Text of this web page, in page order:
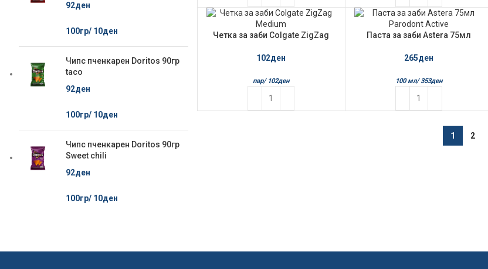
92ден
100гр/ 10ден
Чипс пченкарен Doritos 90гр
taco
92ден
100гр/ 10ден
Чипс пченкарен Doritos 90гр
Sweet chili
92ден
100гр/ 10ден
Четка за заби Colgate ZigZag
102ден
пар/ 102ден
Паста за заби Astera 75мл
265ден
100 мл/ 353ден
1 2